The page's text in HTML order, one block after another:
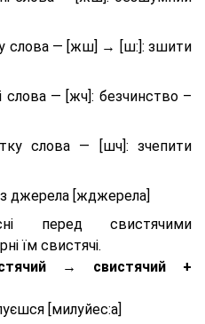
слова — [жш] → [ш:]: зшити
слова — [жч]: безчинство –
слова — [шч]: зчепити
джерела [жджерела]
перед свистячими
їм свистячі.
→ свистячий +
[милуйес:а]